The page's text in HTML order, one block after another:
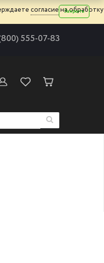
согласиена обработку
Закрыть
555-07-83